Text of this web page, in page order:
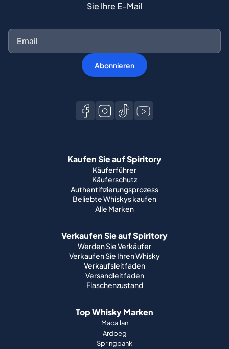
Sie Ihre E-Mail
Abonnieren
Kaufen Sie auf Spiritory
Käuferführer
Käuferschutz
Authentifizierungsprozess
Beliebte Whiskys kaufen
Alle Marken
Verkaufen Sie auf Spiritory
Werden Sie Verkäufer
Verkaufen Sie Ihren Whisky
Verkaufsleitfaden
Versandleitfaden
Flaschenzustand
Top Whisky Marken
Macallan
Ardbeg
Springbank